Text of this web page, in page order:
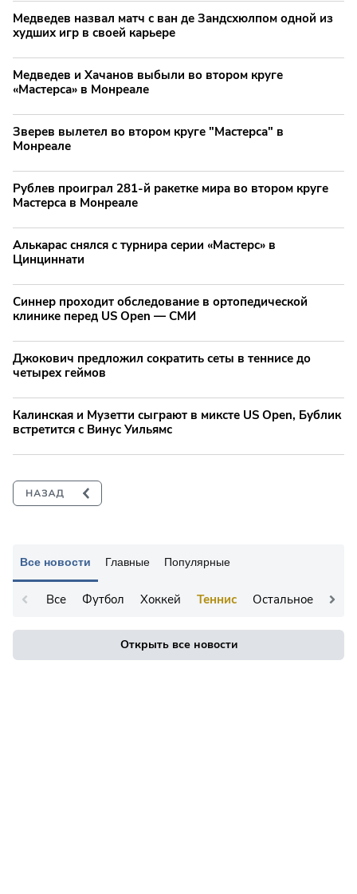
Все новости Главные Популярные
Все Футбол Хоккей Теннис Остальное
Открыть все новости
Медведев назвал матч с ван де Зандсхюлпом одной из
худших игр в своей карьере
Медведев и Хачанов выбыли во втором круге
«Мастерса» в Монреале
Зверев вылетел во втором круге "Мастерса" в
Монреале
Рублев проиграл 281-й ракетке мира во втором круге
Мастерса в Монреале
Алькарас снялся с турнира серии «Мастерс» в
Цинциннати
Синнер проходит обследование в ортопедической
клинике перед US Open — СМИ
Джокович предложил сократить сеты в теннисе до
четырех геймов
Калинская и Музетти сыграют в миксте US Open, Бублик
встретится с Винус Уильямс